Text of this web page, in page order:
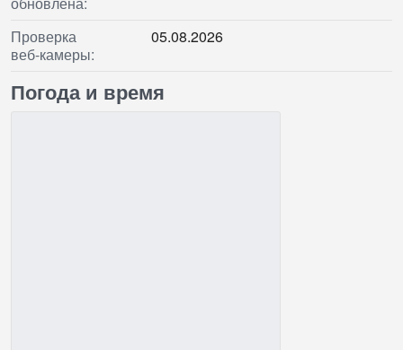
Проверка
веб‑камеры:
05.08.2026
Погода и время